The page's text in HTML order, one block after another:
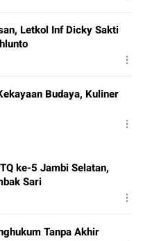
Letkol Inf Dicky Sakti
Budaya, Kuliner
ke-5 Jambi Selatan,
Sari
Tanpa Akhir